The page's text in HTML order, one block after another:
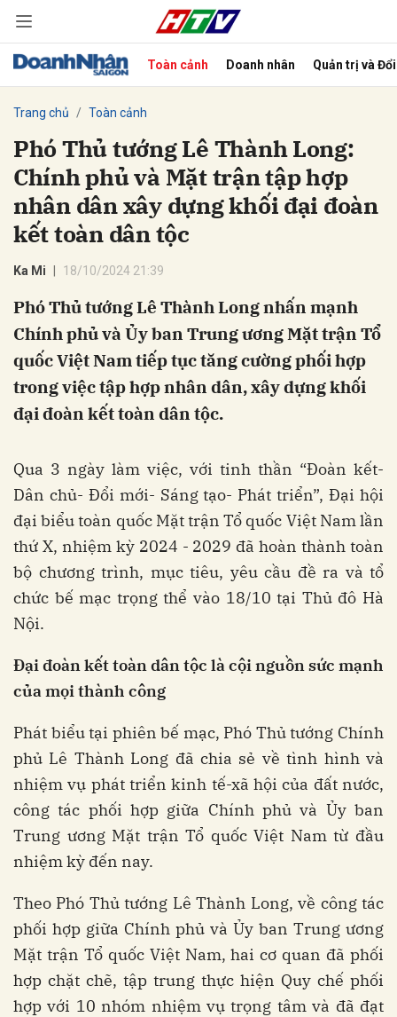
Toàn cảnh Doanh nhân Quản trị và
Trang chủ Toàn cảnh
Phó Thủ tướng Lê Thành Long:
Chính phủ và Mặt trận tập hợp
nhân dân xây dựng khối đại đoàn
kết toàn dân tộc
Ka Mi 18/10/2024 21:39
Phó Thủ tướng Lê Thành Long nhấn mạnh
Chính phủ và Ủy ban Trung ương Mặt trận Tổ
quốc Việt Nam tiếp tục tăng cường phối hợp
trong việc tập hợp nhân dân, xây dựng khối
đại đoàn kết toàn dân tộc.
Qua 3 ngày làm việc, với tinh thần “Đoàn kết-
Dân chủ- Đổi mới- Sáng tạo- Phát triển”, Đại hội
đại biểu toàn quốc Mặt trận Tổ quốc Việt Nam lần
thứ X, nhiệm kỳ 2024 - 2029 đã hoàn thành toàn
bộ chương trình, mục tiêu, yêu cầu đề ra và tổ
chức bế mạc trọng thể vào 18/10 tại Thủ đô Hà
Nội.
Đại đoàn kết toàn dân tộc là cội nguồn sức mạnh
của mọi thành công
Phát biểu tại phiên bế mạc, Phó Thủ tướng Chính
phủ Lê Thành Long đã chia sẻ về tình hình và
nhiệm vụ phát triển kinh tế-xã hội của đất nước,
công tác phối hợp giữa Chính phủ và Ủy ban
Trung ương Mặt trận Tổ quốc Việt Nam từ đầu
nhiệm kỳ đến nay.
Theo Phó Thủ tướng Lê Thành Long, về công tác
phối hợp giữa Chính phủ và Ủy ban Trung ương
Mặt trận Tổ quốc Việt Nam, hai cơ quan đã phối
hợp chặt chẽ, tập trung thực hiện Quy chế phối
hợp với 10 nhóm nhiệm vụ trọng tâm và đã đạt